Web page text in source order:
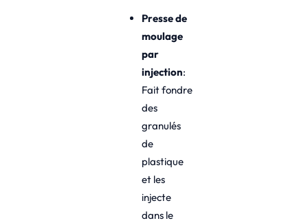
Presse de
moulage
par
injection:
Fait fondre
des
granulés
de
plastique
et les
injecte
dans le